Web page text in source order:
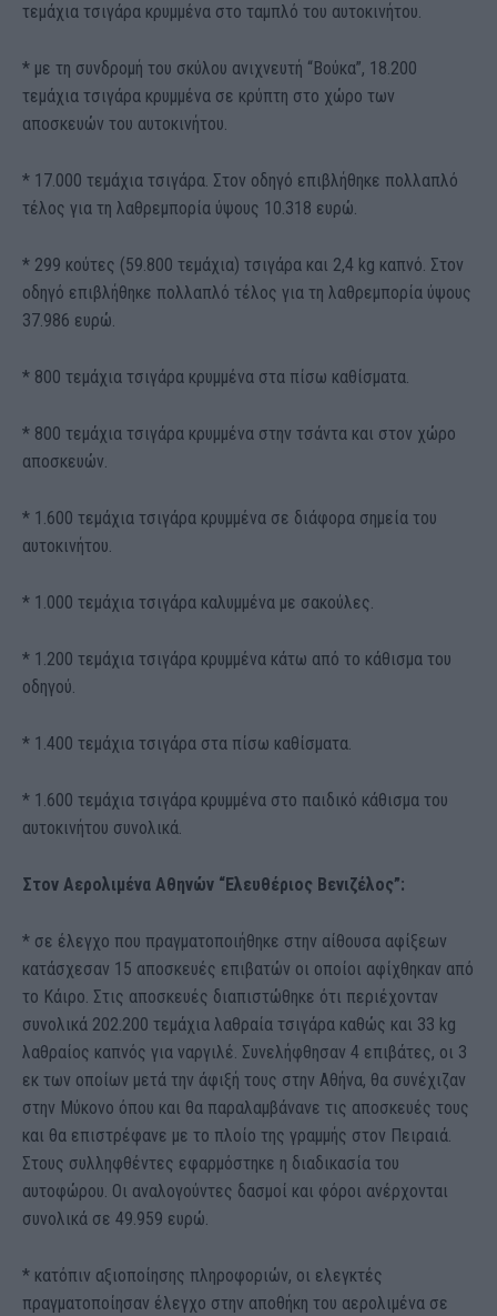
τεμάχια τσιγάρα κρυμμένα στο ταμπλό του αυτοκινήτου.
* με τη συνδρομή του σκύλου ανιχνευτή “Βούκα”, 18.200
τεμάχια τσιγάρα κρυμμένα σε κρύπτη στο χώρο των
αποσκευών του αυτοκινήτου.
* 17.000 τεμάχια τσιγάρα. Στον οδηγό επιβλήθηκε πολλαπλό
τέλος για τη λαθρεμπορία ύψους 10.318 ευρώ.
* 299 κούτες (59.800 τεμάχια) τσιγάρα και 2,4 kg καπνό. Στον
οδηγό επιβλήθηκε πολλαπλό τέλος για τη λαθρεμπορία ύψους
37.986 ευρώ.
* 800 τεμάχια τσιγάρα κρυμμένα στα πίσω καθίσματα.
* 800 τεμάχια τσιγάρα κρυμμένα στην τσάντα και στον χώρο
αποσκευών.
* 1.600 τεμάχια τσιγάρα κρυμμένα σε διάφορα σημεία του
αυτοκινήτου.
* 1.000 τεμάχια τσιγάρα καλυμμένα με σακούλες.
* 1.200 τεμάχια τσιγάρα κρυμμένα κάτω από το κάθισμα του
οδηγού.
* 1.400 τεμάχια τσιγάρα στα πίσω καθίσματα.
* 1.600 τεμάχια τσιγάρα κρυμμένα στο παιδικό κάθισμα του
αυτοκινήτου συνολικά.
Στον Αερολιμένα Αθηνών “Ελευθέριος Βενιζέλος”:
* σε έλεγχο που πραγματοποιήθηκε στην αίθουσα αφίξεων
κατάσχεσαν 15 αποσκευές επιβατών οι οποίοι αφίχθηκαν από
το Κάιρο. Στις αποσκευές διαπιστώθηκε ότι περιέχονταν
συνολικά 202.200 τεμάχια λαθραία τσιγάρα καθώς και 33 kg
λαθραίος καπνός για ναργιλέ. Συνελήφθησαν 4 επιβάτες, οι 3
εκ των οποίων μετά την άφιξή τους στην Αθήνα, θα συνέχιζαν
στην Μύκονο όπου και θα παραλαμβάνανε τις αποσκευές τους
και θα επιστρέφανε με το πλοίο της γραμμής στον Πειραιά.
Στους συλληφθέντες εφαρμόστηκε η διαδικασία του
αυτοφώρου. Οι αναλογούντες δασμοί και φόροι ανέρχονται
συνολικά σε 49.959 ευρώ.
* κατόπιν αξιοποίησης πληροφοριών, οι ελεγκτές
πραγματοποίησαν έλεγχο στην αποθήκη του αερολιμένα σε